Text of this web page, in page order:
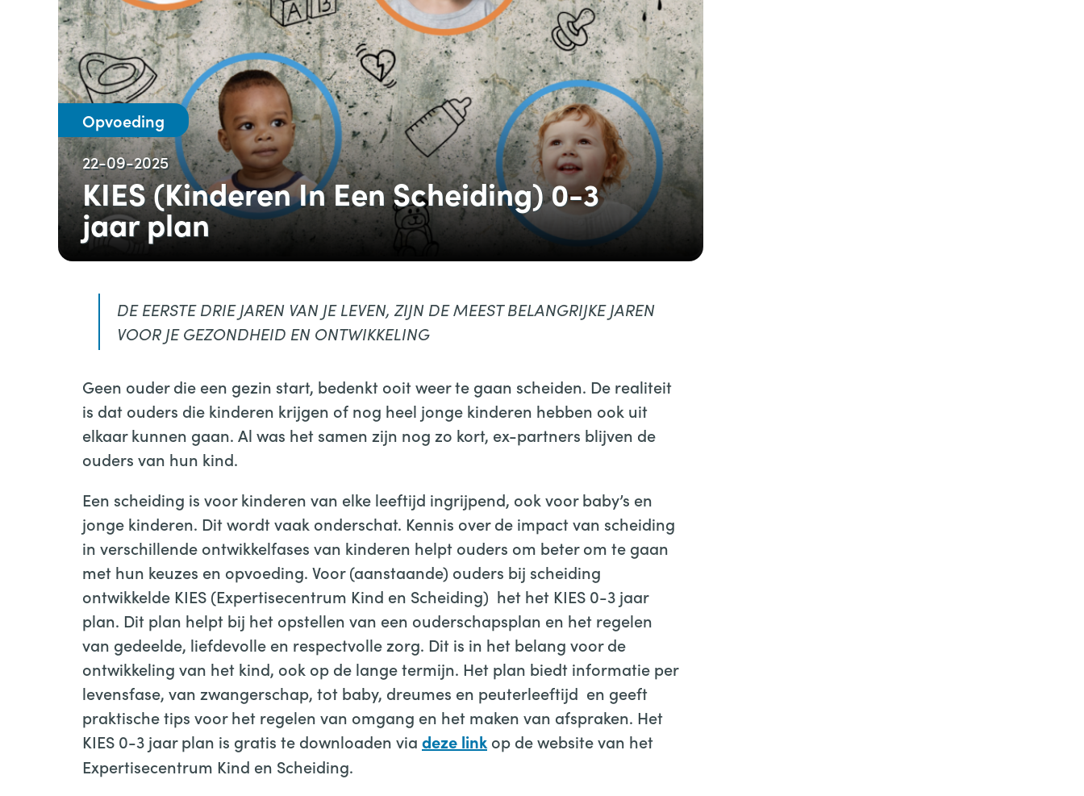
Opvoeding
22-09-2025
KIES (Kinderen In Een Scheiding) 0-3
jaar plan
DE EERSTE DRIE JAREN VAN JE LEVEN, ZIJN DE MEEST BELANGRIJKE JAREN
VOOR JE GEZONDHEID EN ONTWIKKELING
Geen ouder die een gezin start, bedenkt ooit weer te gaan scheiden. De realiteit
is dat ouders die kinderen krijgen of nog heel jonge kinderen hebben ook uit
elkaar kunnen gaan. Al was het samen zijn nog zo kort, ex-partners blijven de
ouders van hun kind.
Een scheiding is voor kinderen van elke leeftijd ingrijpend, ook voor baby’s en
jonge kinderen. Dit wordt vaak onderschat. Kennis over de impact van scheiding
in verschillende ontwikkelfases van kinderen helpt ouders om beter om te gaan
met hun keuzes en opvoeding. Voor (aanstaande) ouders bij scheiding
ontwikkelde KIES (Expertisecentrum Kind en Scheiding) het het KIES 0-3 jaar
plan. Dit plan helpt bij het opstellen van een ouderschapsplan en het regelen
van gedeelde, liefdevolle en respectvolle zorg. Dit is in het belang voor de
ontwikkeling van het kind, ook op de lange termijn. Het plan biedt informatie per
levensfase, van zwangerschap, tot baby, dreumes en peuterleeftijd en geeft
praktische tips voor het regelen van omgang en het maken van afspraken. Het
KIES 0-3 jaar plan is gratis te downloaden via deze link op de website van het
Expertisecentrum Kind en Scheiding.